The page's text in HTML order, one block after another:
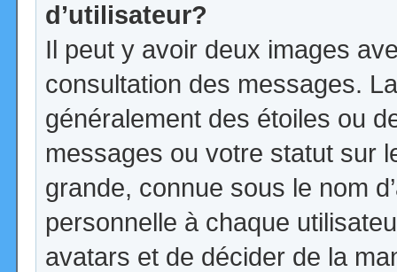
d’utilisateur?
Il peut y avoir deux images
consultation des messages.
généralement des étoiles ou
messages ou votre statut sur
grande, connue sous le nom
personnelle à chaque
avatars et de décider de la